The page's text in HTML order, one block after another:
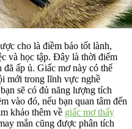
cho là điềm báo tốt lành,
và học tập. Đây là thời điểm
ấp ủ. Giấc mơ này có thể
mới trong lĩnh vực nghề
sẽ có đủ năng lượng tích
vào đó, nếu bạn quan tâm đến
khảo thêm về giấc mơ thấy
mắn cũng được phân tích